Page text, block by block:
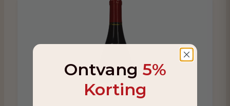
Ontvang 5%
Korting